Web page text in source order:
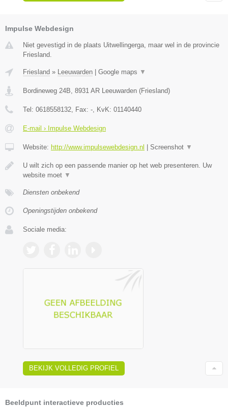
Impulse Webdesign
Niet gevestigd in de plaats Uitwellingerga, maar wel in de provincie
Friesland.
Friesland » Leeuwarden Google maps ▼
Bordineweg 24B, 8931 AR Leeuwarden (Friesland)
Tel: 0618558132, Fax: -, KvK: 01140440
E-mail › Impulse Webdesign
Website: http://www.impulsewebdesign.nl Screenshot ▼
U wilt zich op een passende manier op het web presenteren. Uw
website moet ▼
Diensten onbekend
Openingstijden onbekend
Sociale media:
BEKIJK VOLLEDIG PROFIEL
Beeldpunt interactieve producties